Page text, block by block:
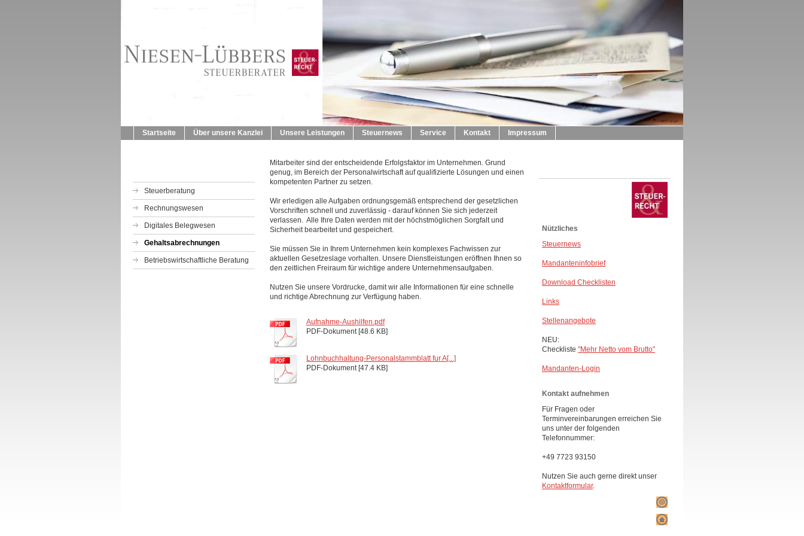
Startseite Über unsere Kanzlei Unsere Leistungen Steuernews Service Kontakt Impressum
Steuerberatung
Rechnungswesen
Digitales Belegwesen
Gehaltsabrechnungen
Betriebswirtschaftliche Beratung
Mitarbeiter sind der entscheidende Erfolgsfaktor im Unternehmen. Grund
genug, im Bereich der Personalwirtschaft auf qualifizierte Lösungen und einen
kompetenten Partner zu setzen.
Wir erledigen alle Aufgaben ordnungsgemäß entsprechend der gesetzlichen
Vorschriften schnell und zuverlässig - darauf können Sie sich jederzeit
verlassen. Alle Ihre Daten werden mit der höchstmöglichen Sorgfalt und
Sicherheit bearbeitet und gespeichert.
Sie müssen Sie in Ihrem Unternehmen kein komplexes Fachwissen zur
aktuellen Gesetzeslage vorhalten. Unsere Dienstleistungen eröffnen Ihnen so
den zeitlichen Freiraum für wichtige andere Unternehmensaufgaben.
Nutzen Sie unsere Vordrucke, damit wir alle Informationen für eine schnelle
und richtige Abrechnung zur Verfügung haben.
Aufnahme-Aushilfen.pdf
PDF-Dokument [48.6 KB]
Lohnbuchhaltung-Personalstammblatt fur A[...]
PDF-Dokument [47.4 KB]
Nützliches
Steuernews
Mandanteninfobrief
Download Checklisten
Links
Stellenangebote
NEU:
Checkliste "Mehr Netto vom Brutto"
Mandanten-Login
Kontakt aufnehmen
Für Fragen oder
Terminvereinbarungen erreichen Sie
uns unter der folgenden
Telefonnummer:
+49 7723 93150
Nutzen Sie auch gerne direkt unser
Kontaktformular.